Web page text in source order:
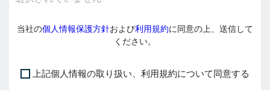
当社の個人情報保護方針および利用規約に同意の上、送信して
ください。
上記個人情報の取り扱い、利用規約について同意する